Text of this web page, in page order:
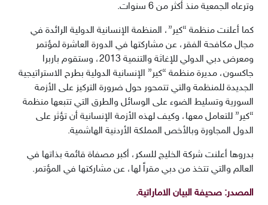
وترعاه الجمعية منذ أكثر من 6 سنوات.
كما أعلنت منظمة “كير”، المنظمة الإنسانية الدولية الرائدة في
مجال مكافحة الفقر، عن مشاركتها في الدورة العاشرة لمؤتمر
ومعرض دبي الدولي للإغاثة والتنمية 2013، وستقوم باربرا
جاكسون، مديرة منظمة “كير” الإنسانية الدولية بطرح الاستراتيجية
الجديدة للمنظمة والتي تتمحور حول ضرورة التركيز على الأزمة
السورية وتسليط الضوء على الوسائل والطرق التي تتبعها منظمة
“كير” للتعامل معها، وكيف لهذه الأزمة الإنسانية أن تؤثر على
الدول المجاورة وبالأخص المملكة الأردنية الهاشمية.
بدروها أعلنت شركة الخليج للسكر، أكبر مصفاة قائمة بذاتها في
العالم والتي تتخذ من دبي مقراً لها، عن مشاركتها في المؤتمر.
المصدر: صحيفة البيان الاماراتية.